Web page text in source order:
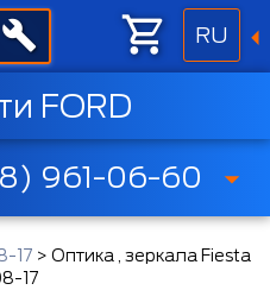
RU
FORD
961-06-60
17 >Оптика , зеркала Fiesta
17